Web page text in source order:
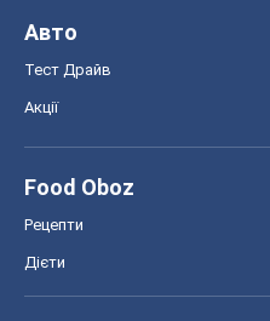
Авто
Тест Драйв
Акції
Food Oboz
Рецепти
Дієти